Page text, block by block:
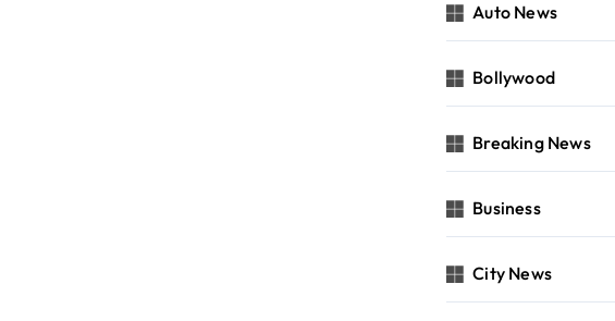
Auto News
Bollywood
Breaking News
Business
City News